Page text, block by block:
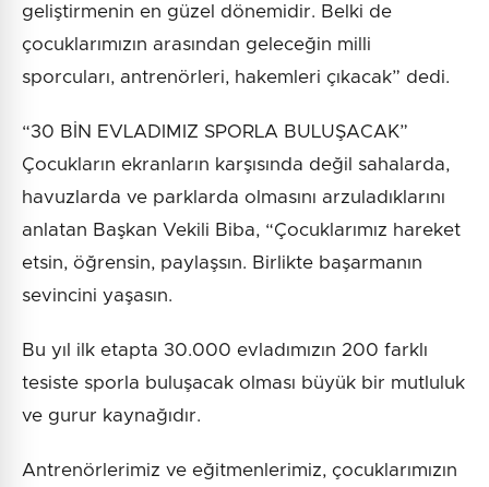
geliştirmenin en güzel dönemidir. Belki de
çocuklarımızın arasından geleceğin milli
sporcuları, antrenörleri, hakemleri çıkacak” dedi.
“30 BİN EVLADIMIZ SPORLA BULUŞACAK”
Çocukların ekranların karşısında değil sahalarda,
havuzlarda ve parklarda olmasını arzuladıklarını
anlatan Başkan Vekili Biba, “Çocuklarımız hareket
etsin, öğrensin, paylaşsın. Birlikte başarmanın
sevincini yaşasın.
Bu yıl ilk etapta 30.000 evladımızın 200 farklı
tesiste sporla buluşacak olması büyük bir mutluluk
ve gurur kaynağıdır.
Antrenörlerimiz ve eğitmenlerimiz, çocuklarımızın